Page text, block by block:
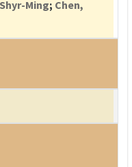
Ming; Chen,